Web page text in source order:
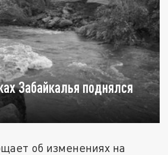
Забайкалья поднялся
об изменениях на